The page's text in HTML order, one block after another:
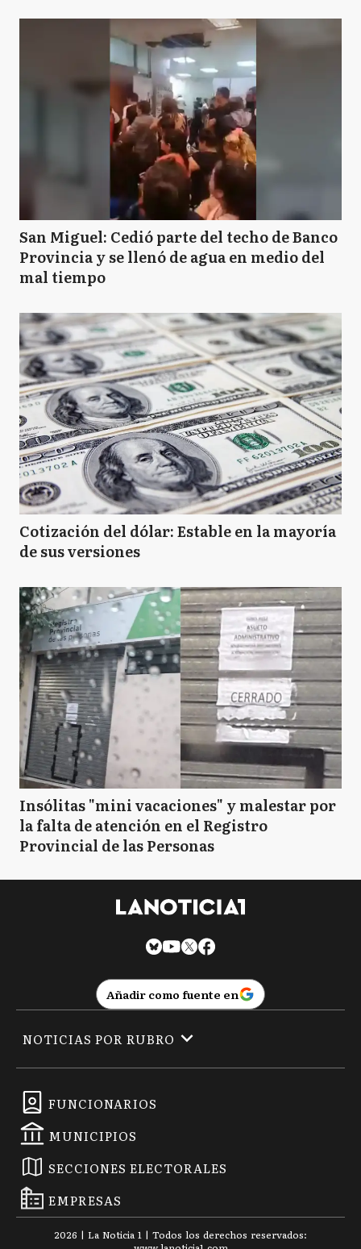
San Miguel: Cedió parte del techo de Banco
Provincia y se llenó de agua en medio del
mal tiempo
Cotización del dólar: Estable en la mayoría
de sus versiones
Insólitas "mini vacaciones" y malestar por
la falta de atención en el Registro
Provincial de las Personas
Añadir como fuente en
FUNCIONARIOS
MUNICIPIOS
SECCIONES ELECTORALES
EMPRESAS
NOTICIAS POR RUBRO
2026 | La Noticia 1 | Todos los derechos reservados: